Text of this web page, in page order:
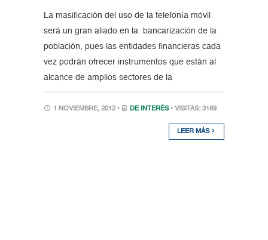
La masificación del uso de la telefonía móvil
será un gran aliado en la bancarización de la
población, pues las entidades financieras cada
vez podrán ofrecer instrumentos que están al
alcance de amplios sectores de la
1 NOVIEMBRE, 2012 • DE INTERÉS • VISITAS: 3189
LEER MÁS